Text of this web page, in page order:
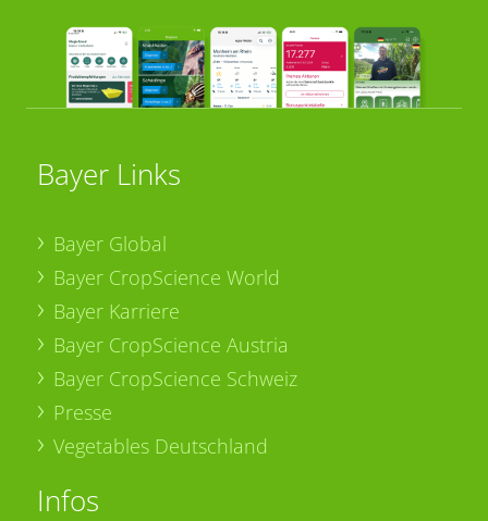
Bayer Links
Bayer Global
Bayer CropScience World
Bayer Karriere
Bayer CropScience Austria
Bayer CropScience Schweiz
Presse
Vegetables Deutschland
Infos